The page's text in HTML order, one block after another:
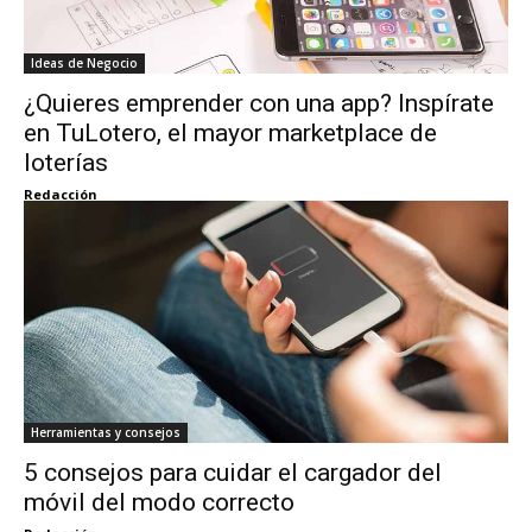
Ideas de Negocio
¿Quieres emprender con una app? Inspírate
en TuLotero, el mayor marketplace de
loterías
Redacción
Herramientas y consejos
5 consejos para cuidar el cargador del
móvil del modo correcto